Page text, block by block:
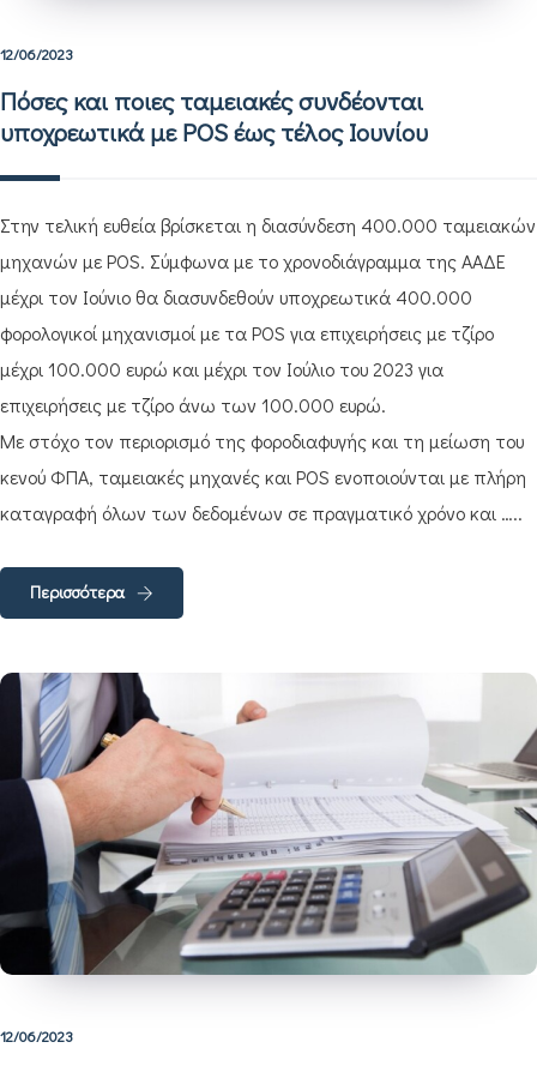
12/06/2023
Πόσες και ποιες ταμειακές συνδέονται
υποχρεωτικά με POS έως τέλος Ιουνίου
Στην τελική ευθεία βρίσκεται η διασύνδεση 400.000 ταμειακών
μηχανών με POS. Σύμφωνα με το χρονοδιάγραμμα της ΑΑΔΕ
μέχρι τον Ιούνιο θα διασυνδεθούν υποχρεωτικά 400.000
φορολογικοί μηχανισμοί με τα POS για επιχειρήσεις με τζίρο
μέχρι 100.000 ευρώ και μέχρι τον Ιούλιο του 2023 για
επιχειρήσεις με τζίρο άνω των 100.000 ευρώ.
Με στόχο τον περιορισμό της φοροδιαφυγής και τη μείωση του
κενού ΦΠΑ, ταμειακές μηχανές και POS ενοποιούνται με πλήρη
καταγραφή όλων των δεδομένων σε πραγματικό χρόνο και …..
Περισσότερα
12/06/2023